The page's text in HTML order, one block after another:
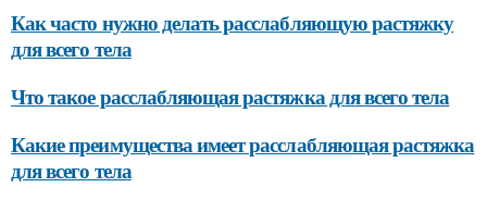
Как часто нужно делать расслабляющую растяжку
для всего тела
Что такое расслабляющая растяжка для всего тела
Какие преимущества имеет расслабляющая растяжка
для всего тела